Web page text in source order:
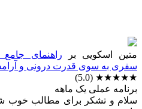
متین اسکویی بر راهنمای
سفری به سوی قدرت درونی و
★★★★★
(5.0)
برنامه عملی یک ماهه
سلام و تشکر برای مطالب خوب